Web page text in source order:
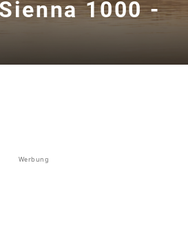
1000 -
Werbung